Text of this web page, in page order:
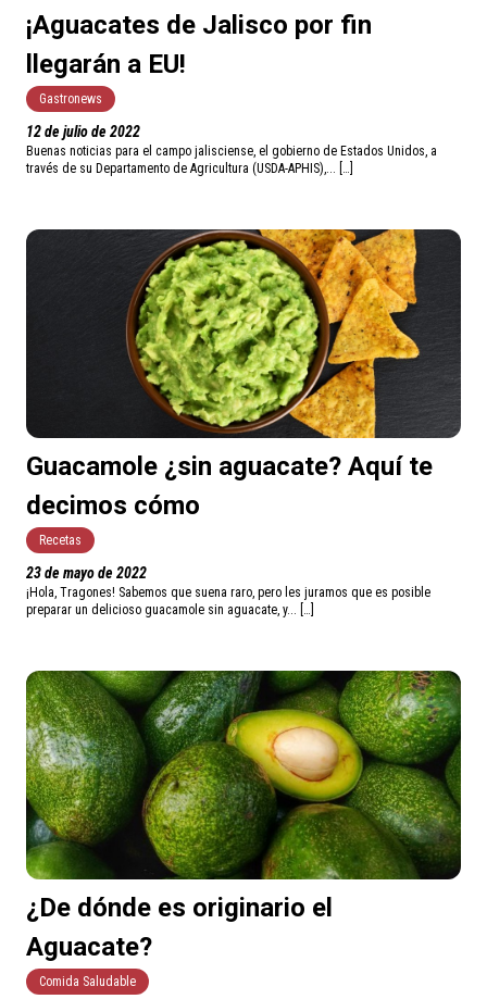
¡Aguacates de Jalisco por fin
llegarán a EU!
Gastronews
12 de julio de 2022
Buenas noticias para el campo jalisciense, el gobierno de Estados Unidos, a
través de su Departamento de Agricultura (USDA-APHIS),... […]
Guacamole ¿sin aguacate? Aquí te
decimos cómo
Recetas
23 de mayo de 2022
¡Hola, Tragones! Sabemos que suena raro, pero les juramos que es posible
preparar un delicioso guacamole sin aguacate, y... […]
¿De dónde es originario el
Aguacate?
Comida Saludable